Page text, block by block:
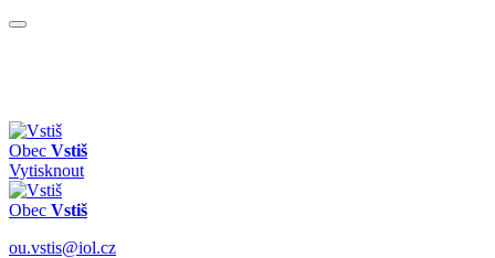
Obec Vstiš
Vytisknout
Obec Vstiš
ou.vstis@iol.cz